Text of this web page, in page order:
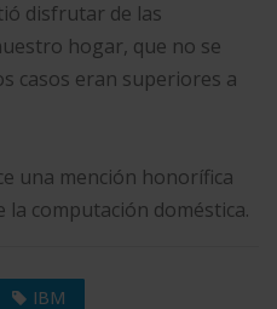
disfrutar de las
hogar, que no se
casos eran superiores a
una mención honorífica
computación doméstica.
IBM